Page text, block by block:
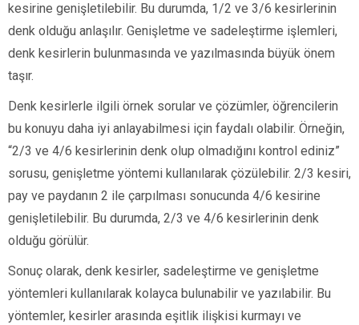
kesirine genişletilebilir. Bu durumda, 1/2 ve 3/6 kesirlerinin
denk olduğu anlaşılır. Genişletme ve sadeleştirme işlemleri,
denk kesirlerin bulunmasında ve yazılmasında büyük önem
taşır.
Denk kesirlerle ilgili örnek sorular ve çözümler, öğrencilerin
bu konuyu daha iyi anlayabilmesi için faydalı olabilir. Örneğin,
“2/3 ve 4/6 kesirlerinin denk olup olmadığını kontrol ediniz”
sorusu, genişletme yöntemi kullanılarak çözülebilir. 2/3 kesiri,
pay ve paydanın 2 ile çarpılması sonucunda 4/6 kesirine
genişletilebilir. Bu durumda, 2/3 ve 4/6 kesirlerinin denk
olduğu görülür.
Sonuç olarak, denk kesirler, sadeleştirme ve genişletme
yöntemleri kullanılarak kolayca bulunabilir ve yazılabilir. Bu
yöntemler, kesirler arasında eşitlik ilişkisi kurmayı ve